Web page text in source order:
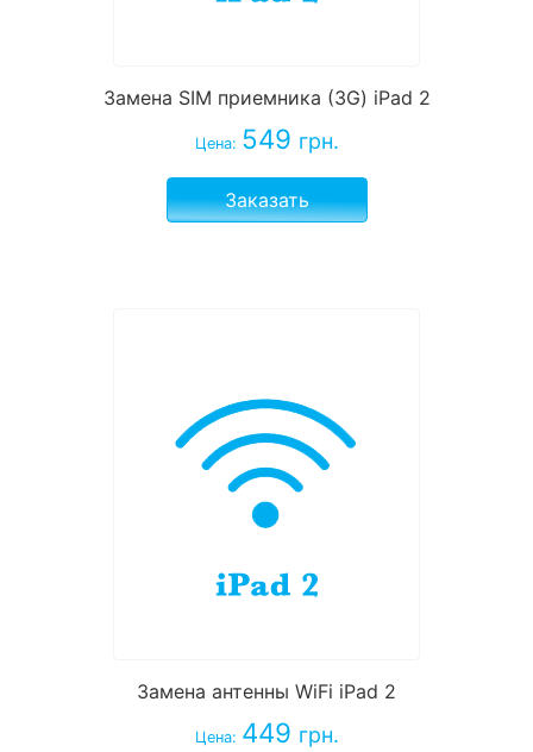
Замена SIM приемника (3G) iPad 2
Цена: 549 грн.
Заказать
Замена антенны WiFi iPad 2
Цена: 449 грн.